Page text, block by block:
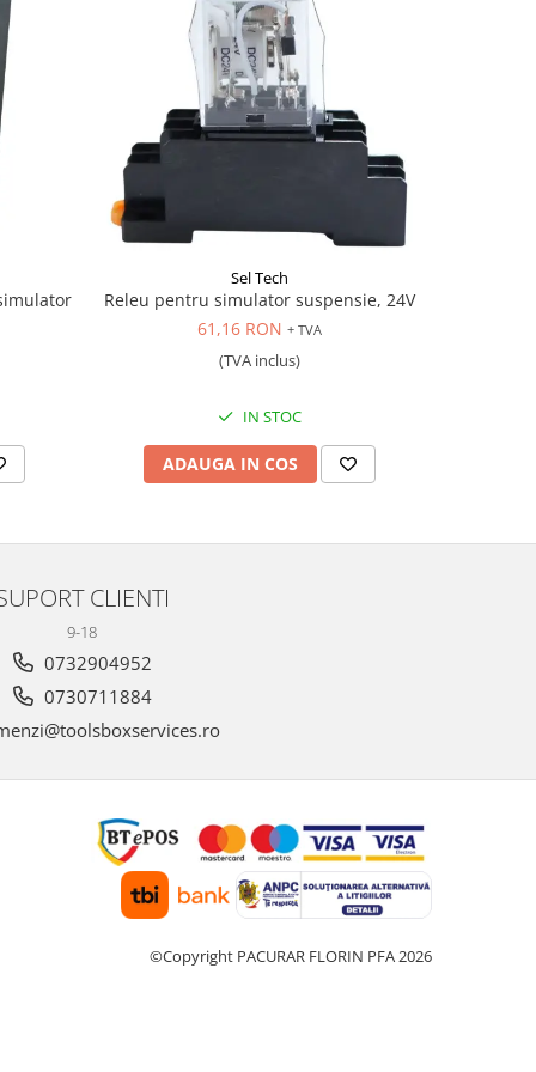
Sel Tech
Releu pentru simulator suspensie, 24V
61,16 RON + TVA
(TVA inclus)
IN STOC
ADAUGA IN COS
CLIENTI
9-18
0732904952
0730711884
©Copyright PACURAR FLORIN PFA 2026